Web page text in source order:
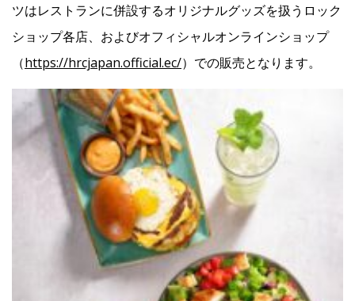
ツはレストランに併設するオリジナルグッズを扱うロック
ショップ各店、およびオフィシャルオンラインショップ
（https://hrcjapan.official.ec/）での販売となります。